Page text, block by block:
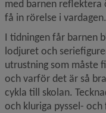
med barnen reflektera
få in rörelse i vardagen.
I tidningen får barnen
lodjuret och
utrustning som måste
och varför det är så
cykla till skolan.
och kluriga pyssel- och